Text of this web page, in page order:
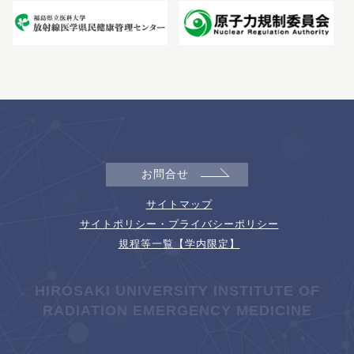
お問合せ
サイトマップ
サイトポリシー・プライバシーポリシー
規程等一覧【学内限定】
HIROSAKI UNIVERSITY INSTITUTE OF
RADIATION EMERGENCY MEDICINE